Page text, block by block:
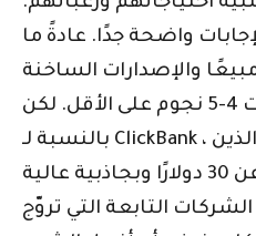
احتياجاتهم ورغباتهم.
واضحة جدًا. عادةً ما
والإصدارات الساخنة
والمنتجات ذات تصنيفات 4-5 نجوم على الأقل. لكن
بالنسبة لـ ClickBank ، سأبحث عن أولئك الذين
يدفعون عمولات لا تقل عن 30 دولارًا وبجاذبية عالية
التابعة التي تروّج